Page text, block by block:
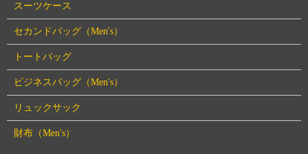
スーツケース
セカンドバッグ（Men's）
トートバッグ
ビジネスバッグ（Men's）
リュックサック
財布（Men's）